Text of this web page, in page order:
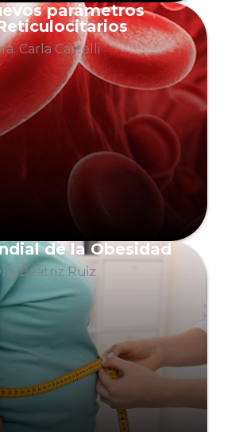
parámetros
Carla Castelli
de la Obesidad
Beatriz Ruiz